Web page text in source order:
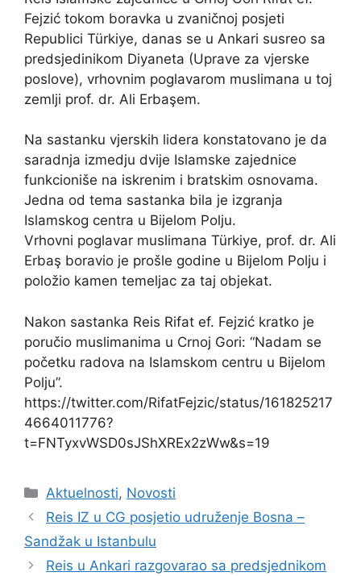
Fejzić tokom boravka u zvaničnoj posjeti
Republici Türkiye, danas se u Ankari susreo sa
predsjedinikom Diyaneta (Uprave za vjerske
poslove), vrhovnim poglavarom muslimana u toj
zemlji prof. dr. Ali Erbaşem.
Na sastanku vjerskih lidera konstatovano je da
saradnja izmedju dvije Islamske zajednice
funkcioniše na iskrenim i bratskim osnovama.
Jedna od tema sastanka bila je izgranja
Islamskog centra u Bijelom Polju.
Vrhovni poglavar muslimana Türkiye, prof. dr. Ali
Erbaş boravio je prošle godine u Bijelom Polju i
položio kamen temeljac za taj objekat.
Nakon sastanka Reis Rifat ef. Fejzić kratko je
poručio muslimanima u Crnoj Gori: “Nadam se
početku radova na Islamskom centru u Bijelom
Polju”.
https://twitter.com/RifatFejzic/status/161825217
4664011776?
t=FNTyxvWSD0sJShXREx2zWw&s=19
Kategorije
Aktuelnosti, Novosti
Reis IZ u CG posjetio udruženje Bosna –
Sandžak u Istanbulu
Reis u Ankari razgovarao sa predsjednikom